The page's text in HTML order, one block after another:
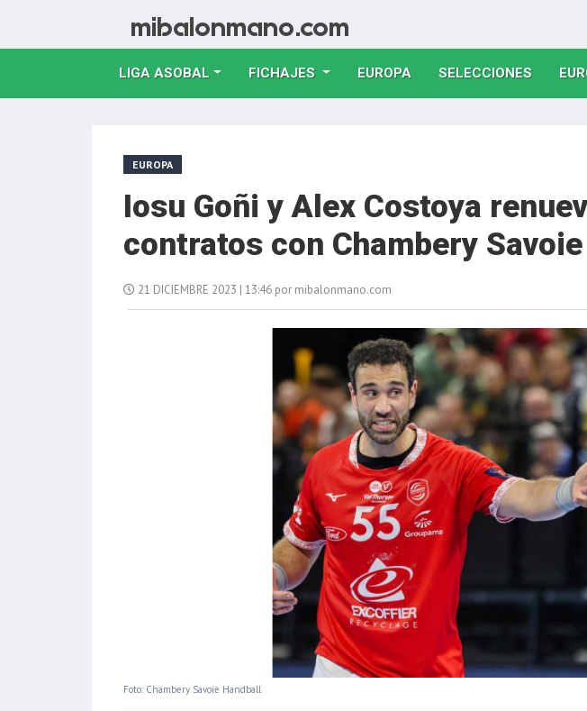
LIGA ASOBAL FICHAJES EUROPA(CURRENT)
SELECCIONES
EUROPA
Iosu Goñi y Alex Costoya
contratos con Chambery Savoie
21 DICIEMBRE 2023 | 13:46 por mibalonmano.com
Foto: Chambery Savoie Handball